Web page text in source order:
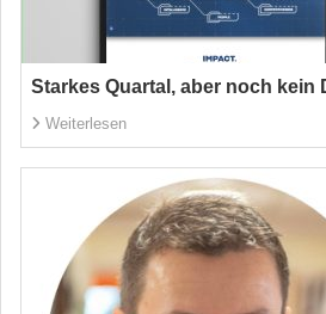
Starkes Quartal, aber noch kein
Weiterlesen